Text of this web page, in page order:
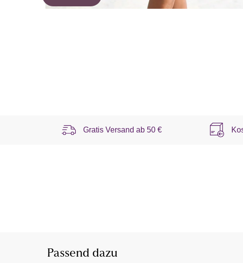
Gratis Versand ab 50 €
Passend dazu